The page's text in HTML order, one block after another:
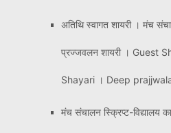
अतिथि स्वागत शायरी । मंच
प्रज्जवलन शायरी । Guest
Shayari । Deep
मंच संचालन स्क्रिप्ट-विद्यालय का